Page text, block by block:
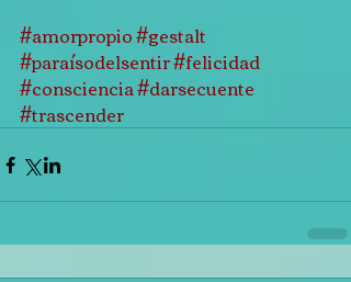
#amorpropio#gestalt
#paraísodelsentir#felicidad
#consciencia#darsecuente
#trascender